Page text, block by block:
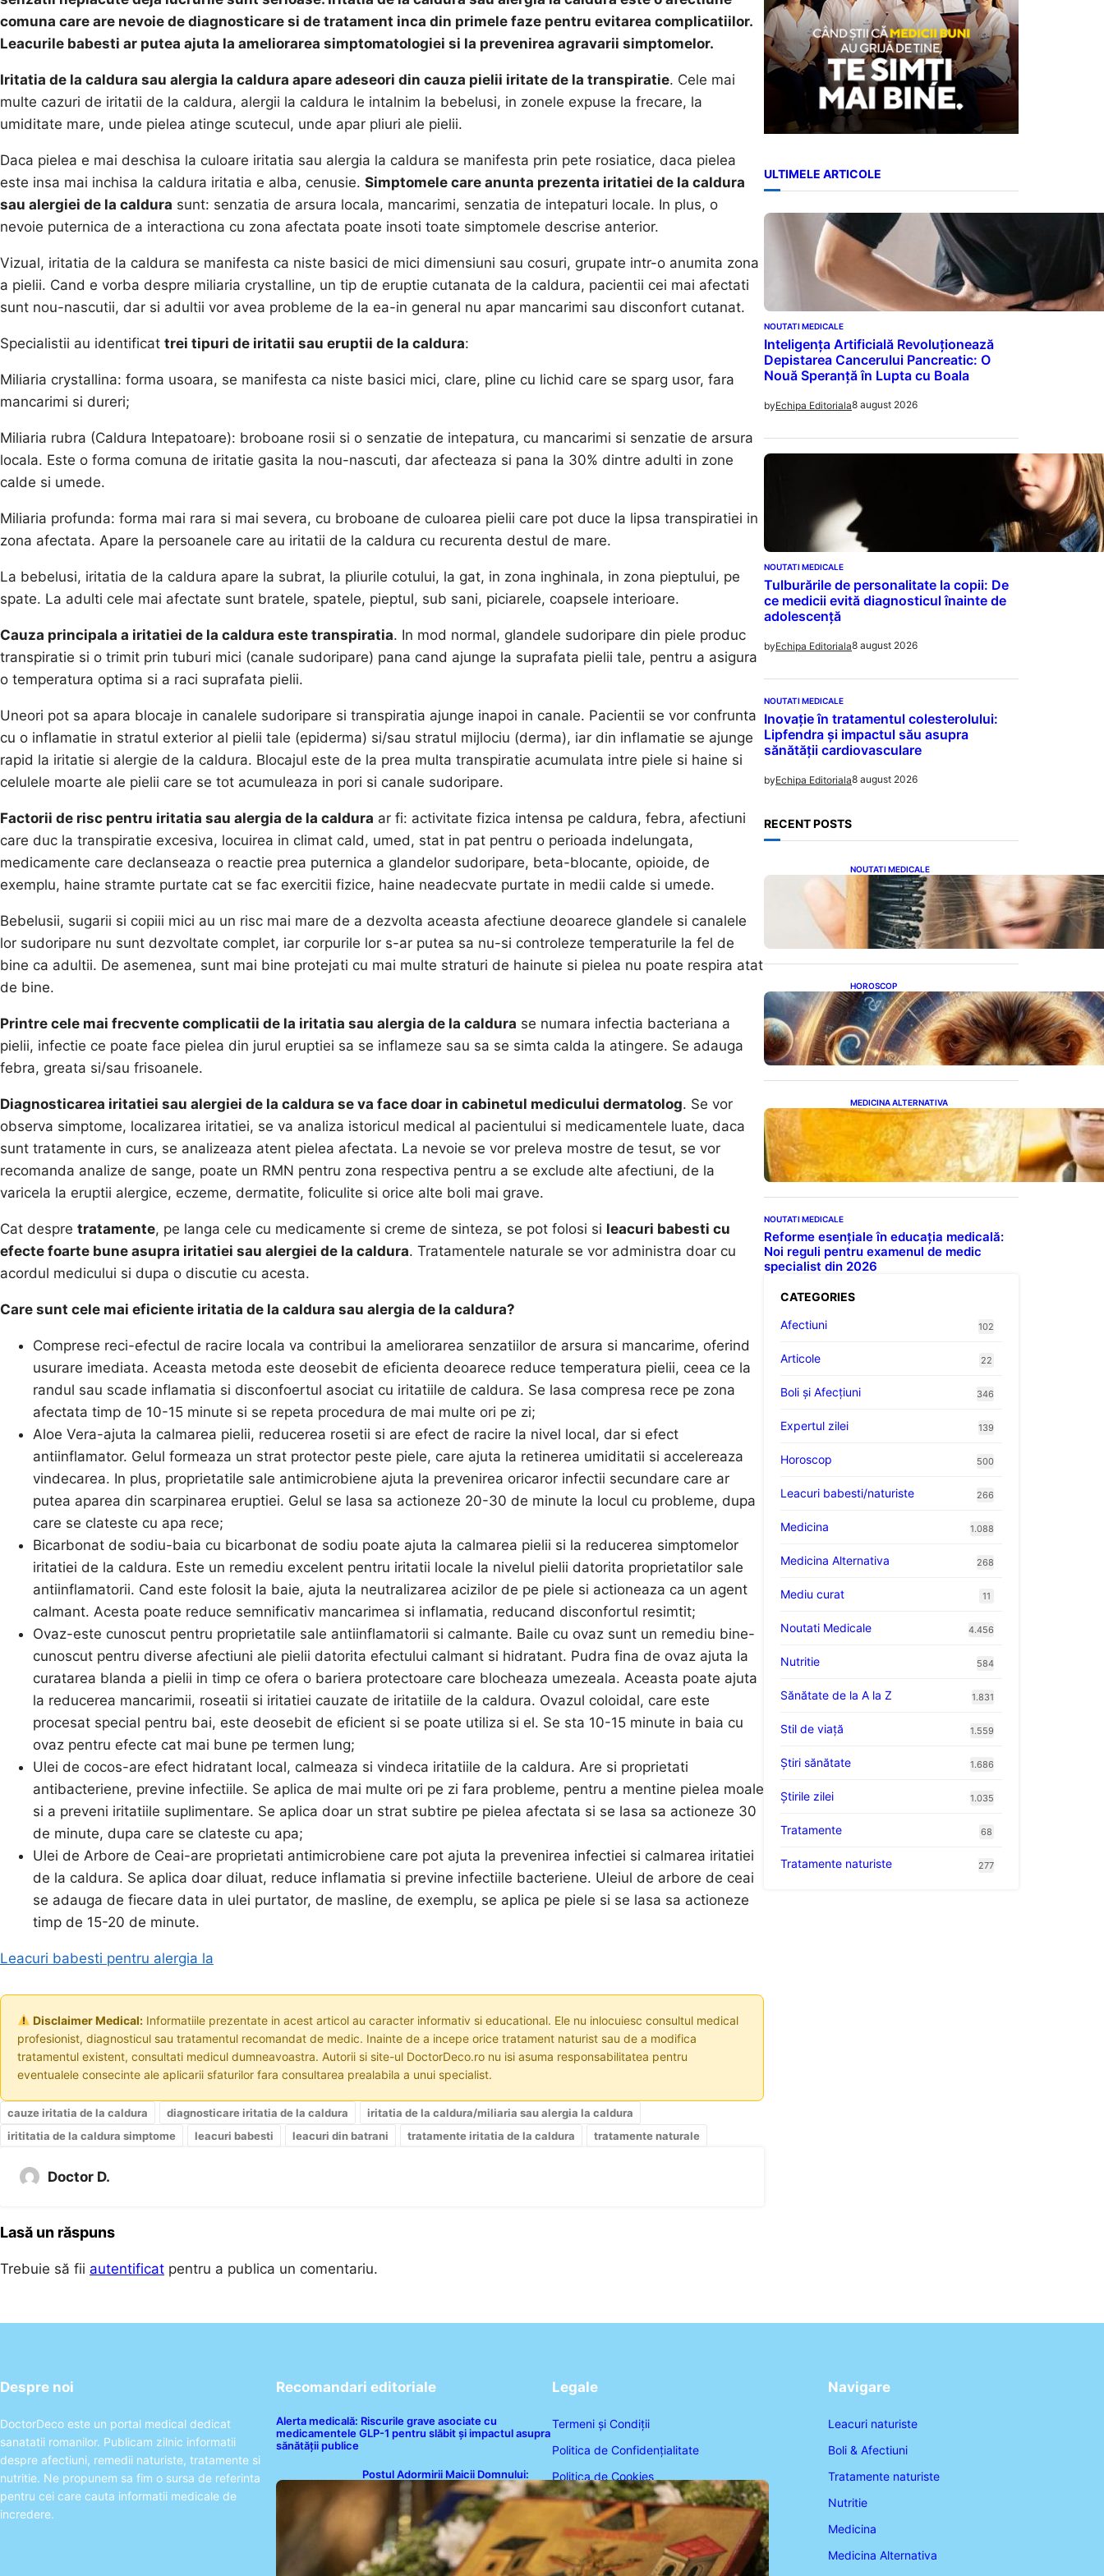
comuna care are nevoie de diagnosticare si de tratament inca din primele faze pentru evitarea complicatiilor.
Leacurile babesti ar putea ajuta la ameliorarea simptomatologiei si la prevenirea agravarii simptomelor.
Iritatia de la caldura sau alergia la caldura apare adeseori din cauza pielii iritate de la transpiratie. Cele mai
multe cazuri de iritatii de la caldura, alergii la caldura le intalnim la bebelusi, in zonele expuse la frecare, la
umiditate mare, unde pielea atinge scutecul, unde apar pliuri ale pielii.
Daca pielea e mai deschisa la culoare iritatia sau alergia la caldura se manifesta prin pete rosiatice, daca pielea
este insa mai inchisa la caldura iritatia e alba, cenusie. Simptomele care anunta prezenta iritatiei de la caldura
sau alergiei de la caldura sunt: senzatia de arsura locala, mancarimi, senzatia de intepaturi locale. In plus, o
nevoie puternica de a interactiona cu zona afectata poate insoti toate simptomele descrise anterior.
Vizual, iritatia de la caldura se manifesta ca niste basici de mici dimensiuni sau cosuri, grupate intr-o anumita zona
a pielii. Cand e vorba despre miliaria crystalline, un tip de eruptie cutanata de la caldura, pacientii cei mai afectati
sunt nou-nascutii, dar si adultii vor avea probleme de la ea-in general nu apar mancarimi sau disconfort cutanat.
Specialistii au identificat trei tipuri de iritatii sau eruptii de la caldura:
Miliaria crystallina: forma usoara, se manifesta ca niste basici mici, clare, pline cu lichid care se sparg usor, fara
mancarimi si dureri;
Miliaria rubra (Caldura Intepatoare): broboane rosii si o senzatie de intepatura, cu mancarimi si senzatie de arsura
locala. Este o forma comuna de iritatie gasita la nou-nascuti, dar afecteaza si pana la 30% dintre adulti in zone
calde si umede.
Miliaria profunda: forma mai rara si mai severa, cu broboane de culoarea pielii care pot duce la lipsa transpiratiei in
zona afectata. Apare la persoanele care au iritatii de la caldura cu recurenta destul de mare.
La bebelusi, iritatia de la caldura apare la subrat, la pliurile cotului, la gat, in zona inghinala, in zona pieptului, pe
spate. La adulti cele mai afectate sunt bratele, spatele, pieptul, sub sani, piciarele, coapsele interioare.
Cauza principala a iritatiei de la caldura este transpiratia. In mod normal, glandele sudoripare din piele produc
transpiratie si o trimit prin tuburi mici (canale sudoripare) pana cand ajunge la suprafata pielii tale, pentru a asigura
o temperatura optima si a raci suprafata pielii.
Uneori pot sa apara blocaje in canalele sudoripare si transpiratia ajunge inapoi in canale. Pacientii se vor confrunta
cu o inflamatie in stratul exterior al pielii tale (epiderma) si/sau stratul mijlociu (derma), iar din inflamatie se ajunge
rapid la iritatie si alergie de la caldura. Blocajul este de la prea multa transpiratie acumulata intre piele si haine si
celulele moarte ale pielii care se tot acumuleaza in pori si canale sudoripare.
Factorii de risc pentru iritatia sau alergia de la caldura ar fi: activitate fizica intensa pe caldura, febra, afectiuni
care duc la transpiratie excesiva, locuirea in climat cald, umed, stat in pat pentru o perioada indelungata,
medicamente care declanseaza o reactie prea puternica a glandelor sudoripare, beta-blocante, opioide, de
exemplu, haine stramte purtate cat se fac exercitii fizice, haine neadecvate purtate in medii calde si umede.
Bebelusii, sugarii si copiii mici au un risc mai mare de a dezvolta aceasta afectiune deoarece glandele si canalele
lor sudoripare nu sunt dezvoltate complet, iar corpurile lor s-ar putea sa nu-si controleze temperaturile la fel de
bine ca adultii. De asemenea, sunt mai bine protejati cu mai multe straturi de hainute si pielea nu poate respira atat
de bine.
Printre cele mai frecvente complicatii de la iritatia sau alergia de la caldura se numara infectia bacteriana a
pielii, infectie ce poate face pielea din jurul eruptiei sa se inflameze sau sa se simta calda la atingere. Se adauga
febra, greata si/sau frisoanele.
Diagnosticarea iritatiei sau alergiei de la caldura se va face doar in cabinetul medicului dermatolog. Se vor
observa simptome, localizarea iritatiei, se va analiza istoricul medical al pacientului si medicamentele luate, daca
sunt tratamente in curs, se analizeaza atent pielea afectata. La nevoie se vor preleva mostre de tesut, se vor
recomanda analize de sange, poate un RMN pentru zona respectiva pentru a se exclude alte afectiuni, de la
varicela la eruptii alergice, eczeme, dermatite, foliculite si orice alte boli mai grave.
Cat despre tratamente, pe langa cele cu medicamente si creme de sinteza, se pot folosi si leacuri babesti cu
efecte foarte bune asupra iritatiei sau alergiei de la caldura. Tratamentele naturale se vor administra doar cu
acordul medicului si dupa o discutie cu acesta.
Care sunt cele mai eficiente iritatia de la caldura sau alergia de la caldura?
Comprese reci-efectul de racire locala va contribui la ameliorarea senzatiilor de arsura si mancarime, oferind
usurare imediata. Aceasta metoda este deosebit de eficienta deoarece reduce temperatura pielii, ceea ce la
randul sau scade inflamatia si disconfoertul asociat cu iritatiile de caldura. Se lasa compresa rece pe zona
afectata timp de 10-15 minute si se repeta procedura de mai multe ori pe zi;
Aloe Vera-ajuta la calmarea pielii, reducerea rosetii si are efect de racire la nivel local, dar si efect
antiinflamator. Gelul formeaza un strat protector peste piele, care ajuta la retinerea umiditatii si accelereaza
vindecarea. In plus, proprietatile sale antimicrobiene ajuta la prevenirea oricaror infectii secundare care ar
putea aparea din scarpinarea eruptiei. Gelul se lasa sa actioneze 20-30 de minute la locul cu probleme, dupa
care se clateste cu apa rece;
Bicarbonat de sodiu-baia cu bicarbonat de sodiu poate ajuta la calmarea pielii si la reducerea simptomelor
iritatiei de la caldura. Este un remediu excelent pentru iritatii locale la nivelul pielii datorita proprietatilor sale
antiinflamatorii. Cand este folosit la baie, ajuta la neutralizarea acizilor de pe piele si actioneaza ca un agent
calmant. Acesta poate reduce semnificativ mancarimea si inflamatia, reducand disconfortul resimtit;
Ovaz-este cunoscut pentru proprietatile sale antiinflamatorii si calmante. Baile cu ovaz sunt un remediu bine-
cunoscut pentru diverse afectiuni ale pielii datorita efectului calmant si hidratant. Pudra fina de ovaz ajuta la
curatarea blanda a pielii in timp ce ofera o bariera protectoare care blocheaza umezeala. Aceasta poate ajuta
la reducerea mancarimii, roseatii si iritatiei cauzate de iritatiile de la caldura. Ovazul coloidal, care este
procesat special pentru bai, este deosebit de eficient si se poate utiliza si el. Se sta 10-15 minute in baia cu
ovaz pentru efecte cat mai bune pe termen lung;
Ulei de cocos-are efect hidratant local, calmeaza si vindeca iritatiile de la caldura. Are si proprietati
antibacteriene, previne infectiile. Se aplica de mai multe ori pe zi fara probleme, pentru a mentine pielea moale
si a preveni iritatiile suplimentare. Se aplica doar un strat subtire pe pielea afectata si se lasa sa actioneze 30
de minute, dupa care se clateste cu apa;
Ulei de Arbore de Ceai-are proprietati antimicrobiene care pot ajuta la prevenirea infectiei si calmarea iritatiei
de la caldura. Se aplica doar diluat, reduce inflamatia si previne infectiile bacteriene. Uleiul de arbore de ceai
se adauga de fiecare data in ulei purtator, de masline, de exemplu, se aplica pe piele si se lasa sa actioneze
timp de 15-20 de minute.
Leacuri babesti pentru alergia la
Disclaimer Medical:Informatiile prezentate in acest articol au caracter informativ si educational. Ele nu inlocuiesc consultul medical
profesionist, diagnosticul sau tratamentul recomandat de medic. Inainte de a incepe orice tratament naturist sau de a modifica
tratamentul existent, consultati medicul dumneavoastra. Autorii si site-ul DoctorDeco.ro nu isi asuma responsabilitatea pentru
eventualele consecinte ale aplicarii sfaturilor fara consultarea prealabila a unui specialist.
cauze iritatia de la caldura diagnosticare iritatia de la caldura
iritatia de la caldura/miliaria sau alergia la caldura
irititatia de la caldura simptome
leacuri babesti leacuri din batrani tratamente iritatia de la caldura tratamente naturale
Doctor D.
Lasă un răspuns
Trebuie să fii autentificat pentru a publica un comentariu.
ULTIMELE ARTICOLE
NOUTATI MEDICALE
Inteligența Artificială Revoluționează
Depistarea Cancerului Pancreatic: O
Nouă Speranță în Lupta cu Boala
byEchipa Editoriala8 august 2026
NOUTATI MEDICALE
Tulburările de personalitate la copii: De
ce medicii evită diagnosticul înainte de
adolescență
byEchipa Editoriala8 august 2026
NOUTATI MEDICALE
Inovație în tratamentul colesterolului:
Lipfendra și impactul său asupra
sănătății cardiovasculare
byEchipa Editoriala8 august 2026
RECENT POSTS
NOUTATI MEDICALE
Semnele unei deficiențe de
proteine: Impactul asupra
sănătății tale
HOROSCOP
Portalul Leului 8/8:
Oportunități de Abundență
pentru Cinci Zodii în 2026
MEDICINA ALTERNATIVA
Cele cinci băuturi esențiale
pentru menținerea glicemiei
sub control pe timpul nopții:
Ghidul specialistului
NOUTATI MEDICALE
Reforme esențiale în educația medicală:
Noi reguli pentru examenul de medic
specialist din 2026
CATEGORIES
Afectiuni
102
Articole 22
Boli și Afecțiuni 346
Expertul zilei 139
Horoscop 500
Leacuri babesti/naturiste 266
Medicina 1.088
Medicina Alternativa 268
Mediu curat 11
Noutati Medicale 4.456
Nutritie 584
Sănătate de la A la Z 1.831
Stil de viaţă 1.559
Ştiri sănătate 1.686
Știrile zilei 1.035
Tratamente 68
Tratamente naturiste 277
Despre noi
DoctorDeco este un portal medical dedicat
sanatatii romanilor. Publicam zilnic informatii
despre afectiuni, remedii naturiste, tratamente si
nutritie. Ne propunem sa fim o sursa de referinta
pentru cei care cauta informatii medicale de
incredere.
Recomandari editoriale
Alerta medicală: Riscurile grave asociate cu
medicamentele GLP-1 pentru slăbit și impactul asupra
sănătății publice
Postul Adormirii Maicii Domnului:
Tradiții, Superstiții și Implicații
Spiritualitate în 2026
Legale
Termeni și Condiții
Politica de Confidențialitate
Politica de Cookies
Disclaimer
Contact
Navigare
Leacuri naturiste
Boli & Afectiuni
Tratamente naturiste
Nutritie
Medicina
Medicina Alternativa